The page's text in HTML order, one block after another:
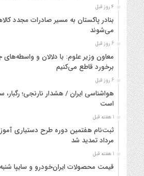
4 روز قبل
بنادر پاکستان به مسیر صادرات مجدد
می‌شوند
6 روز قبل
معاون وزیر علوم: با دلالان و
برخورد قاطع می‌کنیم
6 روز قبل
هواشناسی ایران / هشدار نارنجی؛ رگبار،
است
1 هفته قبل
مرداد تمدید شد
1 هفته قبل
قیمت محصولات ایران‌خودرو و سایپا شنبه ۱۰ مرداد ۱۴۰۵